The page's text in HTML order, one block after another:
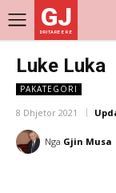
GJ
DRITARE E RE
Luke Luka
PAKATEGORI
8 Dhjetor 2021
Nga Gjin Musa